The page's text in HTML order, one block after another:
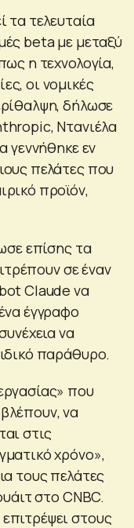
τα τελευταία
beta με μεταξύ
η τεχνολογία,
οι νομικές
δήλωσε
Ντανιέλα
γεννήθηκε εν
πελάτες που
προϊόν,
επίσης τα
σε έναν
Claude να
έγγραφο
να
παράθυρο.
που
να
στις
χρόνο»,
τους πελάτες
στο CNBC.
στους